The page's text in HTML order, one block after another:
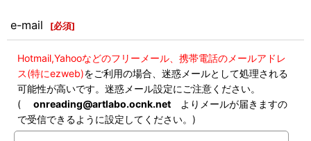
e-mail [必須]
Hotmail,Yahooなどのフリーメール、携帯電話のメールアドレ
ス(特にezweb)をご利用の場合、迷惑メールとして処理される
可能性が高いです。迷惑メール設定にご注意ください。
( onreading@artlabo.ocnk.net よりメールが届きますの
で受信できるように設定してください。)